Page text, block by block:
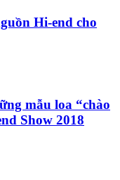
Hi-end cho
mẫu loa “chào
Show 2018